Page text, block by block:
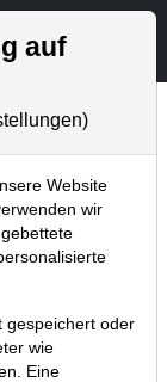
und Artikelsuche
in
aktuell
auf
Website
wir
gespeichert oder
wie
Eine